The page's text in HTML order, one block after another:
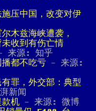
压中国，改变对伊
木兹海峡遭袭，
未收到有伤亡情
来源: 知乎
都不吃亏 - 来源:
罪，外交部：典型
新闻
款机 - 来源: 微博